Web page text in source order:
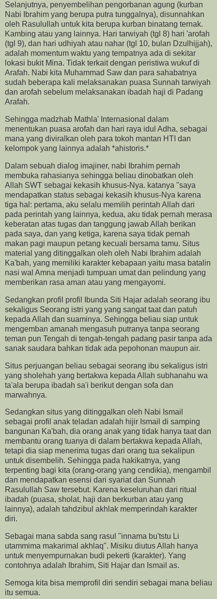
Selanjutnya, penyembelihan pengorbanan agung (kurban
Nabi Ibrahim yang berupa putra tunggalnya), disunnahkan
oleh Rasulullah untuk kita berupa kurban binatang ternak.
Kambing atau yang lainnya. Hari tarwiyah (tgl 8) hari 'arofah
(tgl 9), dan hari udhiyah atau nahar (tgl 10, bulan Dzulhijjah),
adalah momentum waktu yang tempatnya ada di sekitar
lokasi bukit Mina. Tidak terkait dengan peristiwa wukuf di
Arafah. Nabi kita Muhammad Saw dan para sahabatnya
sudah beberapa kali melaksanakan puasa Sunnah tarwiyah
dan arofah sebelum melaksanakan ibadah haji di Padang
Arafah.
Sehingga madzhab Mathla' Internasional dalam
menentukan puasa arofah dan hari raya idul Adha, sebagai
mana yang diviralkan oleh para tokoh mantan HTI dan
kelompok yang lainnya adalah *ahistoris.*
Dalam sebuah dialog imajiner, nabi Ibrahim pernah
membuka rahasianya sehingga beliau dinobatkan oleh
Allah SWT sebagai kekasih khusus-Nya. katanya "saya
mendapatkan status sebagai kekasih khusus-Nya karena
tiga hal: pertama, aku selalu memilih perintah Allah dari
pada perintah yang lainnya, kedua, aku tidak pernah merasa
keberatan atas tugas dan tanggung jawab Allah berikan
pada saya, dan yang ketiga, karena saya tidak pernah
makan pagi maupun petang kecuali bersama tamu. Situs
material yang ditinggalkan oleh oleh Nabi Ibrahim adalah
Ka'bah, yang memiliki karakter kebapaan yaitu masa batalin
nasi wal Amna menjadi tumpuan umat dan pelindung yang
memberikan rasa aman atau yang mengayomi.
Sedangkan profil profil Ibunda Siti Hajar adalah seorang ibu
sekaligus Seorang istri yang yang sangat taat dan patuh
kepada Allah dan suaminya. Sehingga beliau siap untuk
mengemban amanah mengasuh putranya tanpa seorang
teman pun Tengah di tengah-tengah padang pasir tanpa ada
sanak saudara bahkan tidak ada pepohonan maupun air.
Situs perjuangan beliau sebagai seorang ibu sekaligus istri
yang sholehah yang bertakwa kepada Allah subhanahu wa
ta'ala berupa ibadah sa'i berikut dengan sofa dan
marwahnya.
Sedangkan situs yang ditinggalkan oleh Nabi Ismail
sebagai profil anak teladan adalah hijir Ismail di samping
bangunan Ka'bah, dia orang anak yang tidak hanya taat dan
membantu orang tuanya di dalam bertakwa kepada Allah,
tetapi dia siap menerima tugas dari orang tua sekalipun
untuk disembelih. Sehingga pada hakikatnya, yang
terpenting bagi kita (orang-orang yang cendikia), mengambil
dan mendapatkan esensi dari syariat dan Sunnah
Rasulullah Saw tersebut. Karena keseluruhan dari ritual
ibadah (puasa, sholat, haji dan berkurban atau yang
lainnya), adalah tahdzibul akhlak memperindah karakter
diri.
Sebagai mana sabda sang rasul "innama bu'tstu Li
utammima makarimal akhlaq". Misiku diutus Allah hanya
untuk menyempurnakan budi pekerti (karakter). Yang
contohnya adalah Ibrahim, Siti Hajar dan Ismail as.
Semoga kita bisa memprofil diri sendiri sebagai mana beliau
itu semua.